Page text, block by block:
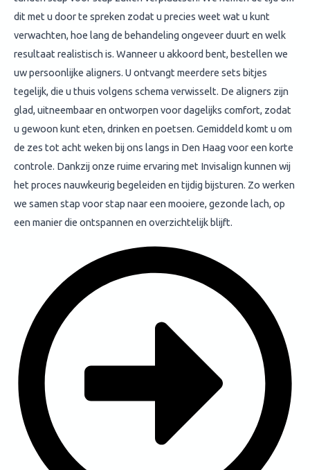
dit met u door te spreken zodat u precies weet wat u kunt
verwachten, hoe lang de behandeling ongeveer duurt en welk
resultaat realistisch is. Wanneer u akkoord bent, bestellen we
uw persoonlijke aligners. U ontvangt meerdere sets bitjes
tegelijk, die u thuis volgens schema verwisselt. De aligners zijn
glad, uitneembaar en ontworpen voor dagelijks comfort, zodat
u gewoon kunt eten, drinken en poetsen. Gemiddeld komt u om
de zes tot acht weken bij ons langs in Den Haag voor een korte
controle. Dankzij onze ruime ervaring met Invisalign kunnen wij
het proces nauwkeurig begeleiden en tijdig bijsturen. Zo werken
we samen stap voor stap naar een mooiere, gezonde lach, op
een manier die ontspannen en overzichtelijk blijft.